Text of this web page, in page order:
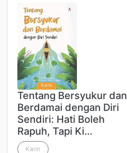
Tentang Bersyukur dan
Berdamai dengan Diri
Sendiri: Hati Boleh
Rapuh, Tapi Ki…
Karin